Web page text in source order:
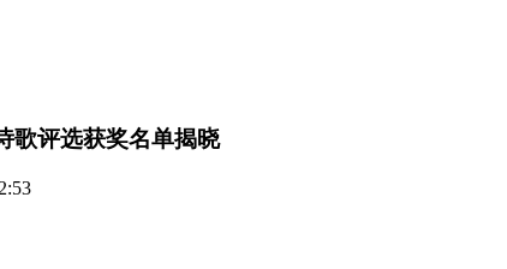
歌评选获奖名单揭晓